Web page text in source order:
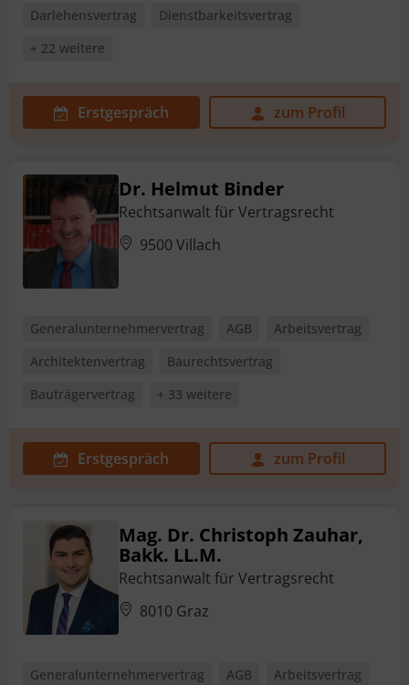
Darlehensvertrag
Dienstbarkeitsvertrag
+ 22 weitere
Erstgespräch zum Profil
Dr. Helmut Binder
Rechtsanwalt für Vertragsrecht
9500 Villach
Generalunternehmervertrag AGB
Arbeitsvertrag
Architektenvertrag
Baurechtsvertrag
Bauträgervertrag
+ 33 weitere
Erstgespräch zum Profil
Mag. Dr. Christoph Zauhar,
Bakk. LL.M.
Rechtsanwalt für Vertragsrecht
8010 Graz
Generalunternehmervertrag AGB
Arbeitsvertrag